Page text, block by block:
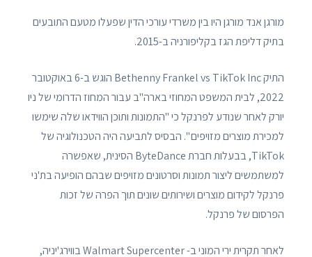
מורגן אנד מורגן היו בין משרדי עורכי הדין שפעלו מטעם התובעים
בתיק דליפת הגז בקליפורניה ב-2015.
התיק Bethenny Frankel vs TikTok Inc הוגש ב-6 באוקטובר
2022, לבית המשפט המחוזי בארה"ב עבור המחוז הדרומי של ניו
יורק לאחר שנודע לפרנקל כי "התמונות ותוכן הווידאו שלה שימשו
למכירת מוצרים מזויפים ". הבסיס לתביעה היה הטכנולוגיה של
TikTok, בבעלות חברת ByteDance הסינית, שאפשרה
למשתמשים ליצור תמונות וסרטונים מזויפים שבהם הופיעה בת'ני
פרנקל לקידום מוצרים ושירותים שונים תוך הפרה של זכות
הפרסום של פרנקל.
לאחר תקרית ירי המוני ב- Walmart Supercenter בווירג'יניה,